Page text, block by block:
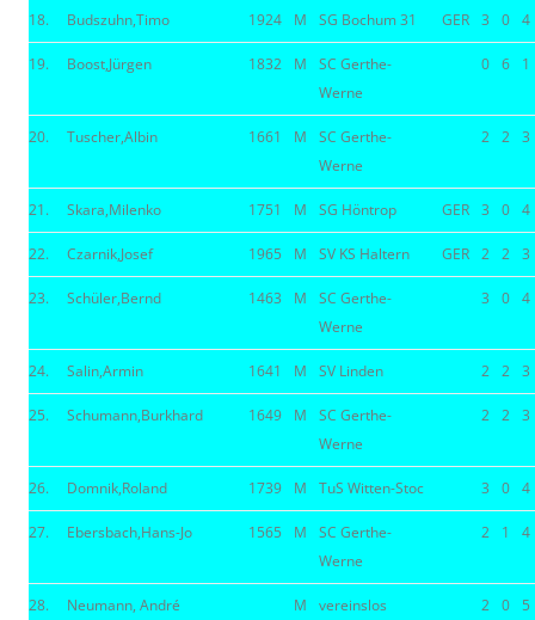
18. Budszuhn,Timo 1924 M SG Bochum 31 GER 3 0 4
19. Boost,Jürgen 1832 M
SC Gerthe-
Werne
0 6 1
20. Tuscher,Albin 1661 M
SC Gerthe-
Werne
2 2 3
21. Skara,Milenko 1751 M SG Höntrop GER 3 0 4
22. Czarnik,Josef 1965 M SV KS Haltern GER 2 2 3
23. Schüler,Bernd 1463 M
SC Gerthe-
Werne
3 0 4
24. Salin,Armin 1641 M SV Linden 2 2 3
25. Schumann,Burkhard 1649 M
SC Gerthe-
Werne
2 2 3
26. Domnik,Roland 1739 M TuS Witten-Stoc 3 0 4
27. Ebersbach,Hans-Jo 1565 M
SC Gerthe-
Werne
2 1 4
28. Neumann, André M vereinslos 2 0 5